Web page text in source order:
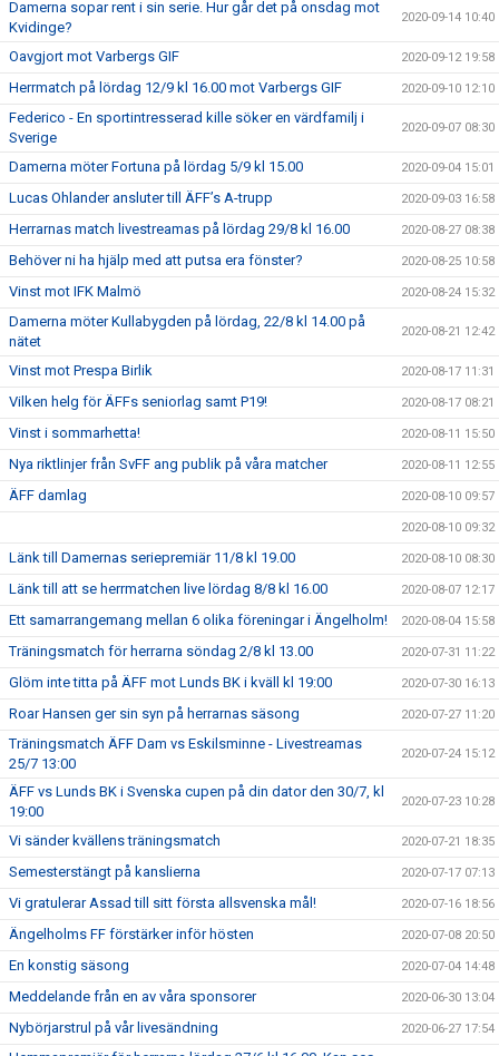
Damerna sopar rent i sin serie. Hur går det på onsdag mot
Kvidinge?
2020-09-14 10:40
Oavgjort mot Varbergs GIF 2020-09-12 19:58
Herrmatch på lördag 12/9 kl 16.00 mot Varbergs GIF 2020-09-10 12:10
Federico - En sportintresserad kille söker en värdfamilj i
Sverige
2020-09-07 08:30
Damerna möter Fortuna på lördag 5/9 kl 15.00 2020-09-04 15:01
Lucas Ohlander ansluter till ÄFF’s A-trupp 2020-09-03 16:58
Herrarnas match livestreamas på lördag 29/8 kl 16.00 2020-08-27 08:38
Behöver ni ha hjälp med att putsa era fönster? 2020-08-25 10:58
Vinst mot IFK Malmö 2020-08-24 15:32
Damerna möter Kullabygden på lördag, 22/8 kl 14.00 på
nätet
2020-08-21 12:42
Vinst mot Prespa Birlik 2020-08-17 11:31
Vilken helg för ÄFFs seniorlag samt P19! 2020-08-17 08:21
Vinst i sommarhetta! 2020-08-11 15:50
Nya riktlinjer från SvFF ang publik på våra matcher 2020-08-11 12:55
ÄFF damlag 2020-08-10 09:57
2020-08-10 09:32
Länk till Damernas seriepremiär 11/8 kl 19.00 2020-08-10 08:30
Länk till att se herrmatchen live lördag 8/8 kl 16.00 2020-08-07 12:17
Ett samarrangemang mellan 6 olika föreningar i Ängelholm! 2020-08-04 15:58
Träningsmatch för herrarna söndag 2/8 kl 13.00 2020-07-31 11:22
Glöm inte titta på ÄFF mot Lunds BK i kväll kl 19:00 2020-07-30 16:13
Roar Hansen ger sin syn på herrarnas säsong 2020-07-27 11:20
Träningsmatch ÄFF Dam vs Eskilsminne - Livestreamas
25/7 13:00
2020-07-24 15:12
ÄFF vs Lunds BK i Svenska cupen på din dator den 30/7, kl
19:00
2020-07-23 10:28
Vi sänder kvällens träningsmatch 2020-07-21 18:35
Semesterstängt på kanslierna 2020-07-17 07:13
Vi gratulerar Assad till sitt första allsvenska mål! 2020-07-16 18:56
Ängelholms FF förstärker inför hösten 2020-07-08 20:50
En konstig säsong 2020-07-04 14:48
Meddelande från en av våra sponsorer 2020-06-30 13:04
Nybörjarstrul på vår livesändning 2020-06-27 17:54